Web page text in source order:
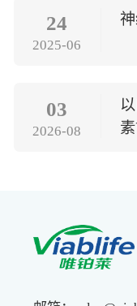
24
2025-06
03
2026-08